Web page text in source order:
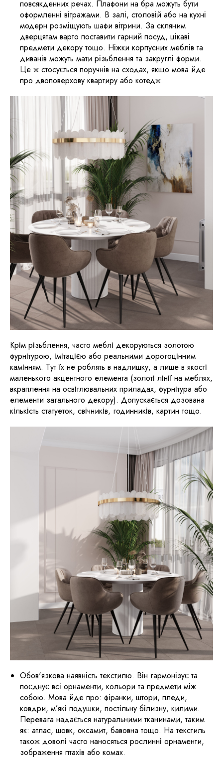
повсякденних речах. Плафони на бра можуть бути
оформленні вітражами. В залі, столовій або на кухні
модерн розміщують шафи вітрини. За скляним
дверцятам варто поставити гарний посуд, цікаві
предмети декору тощо. Ніжки корпусних меблів та
диванів можуть мати різьблення та закруглі форми.
Це ж стосується поручнів на сходах, якщо мова йде
про двоповерхову квартиру або котедж.
Крім різьблення, часто меблі декоруються золотою
фурнітурою, імітацією або реальними дорогоцінним
камінням. Тут їх не роблять в надлишку, а лише в якості
маленького акцентного елемента (золоті лінії на меблях,
вкраплення на освітлювальних приладах, фурнітура або
елементи загального декору). Допускається дозована
кількість статуеток, свічників, годинників, картин тощо.
Обов'язкова наявність текстилю. Він гармонізує та
поєднує всі орнаменти, кольори та предмети між
собою. Мова йде про: фіранки, штори, пледи,
ковдри, м’які подушки, постільну білизну, килими.
Перевага надається натуральними тканинами, таким
як: атлас, шовк, оксамит, бавовна тощо. На текстиль
також доволі часто наносяться рослинні орнаменти,
зображення птахів або комах.